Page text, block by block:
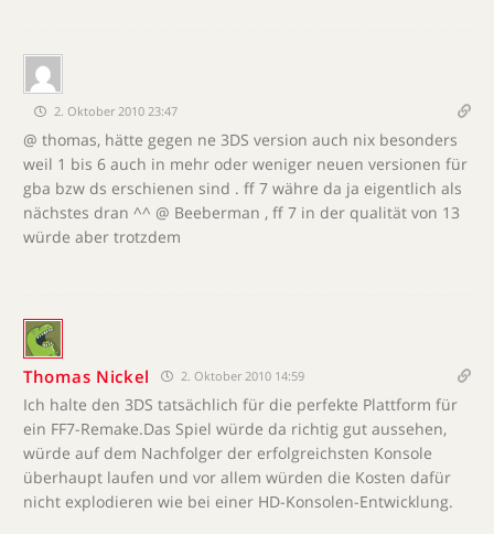
2. Oktober 2010 23:47
@ thomas, hätte gegen ne 3DS version auch nix besonders
weil 1 bis 6 auch in mehr oder weniger neuen versionen für
gba bzw ds erschienen sind . ff 7 währe da ja eigentlich als
nächstes dran ^^ @ Beeberman , ff 7 in der qualität von 13
würde aber trotzdem
Thomas Nickel 2. Oktober 2010 14:59
Ich halte den 3DS tatsächlich für die perfekte Plattform für
ein FF7-Remake.Das Spiel würde da richtig gut aussehen,
würde auf dem Nachfolger der erfolgreichsten Konsole
überhaupt laufen und vor allem würden die Kosten dafür
nicht explodieren wie bei einer HD-Konsolen-Entwicklung.